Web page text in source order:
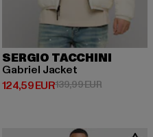
EUR
SERGIO TACCHINI
Gabriel Jacket
124,59 EUR
Derzeitiger Preis: 124,59 EUR
139,99 EUR